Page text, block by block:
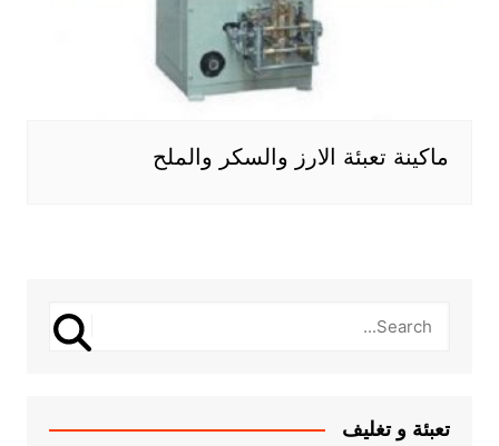
ماكينة تعبئة الارز والسكر والملح
تعبئة و تغليف